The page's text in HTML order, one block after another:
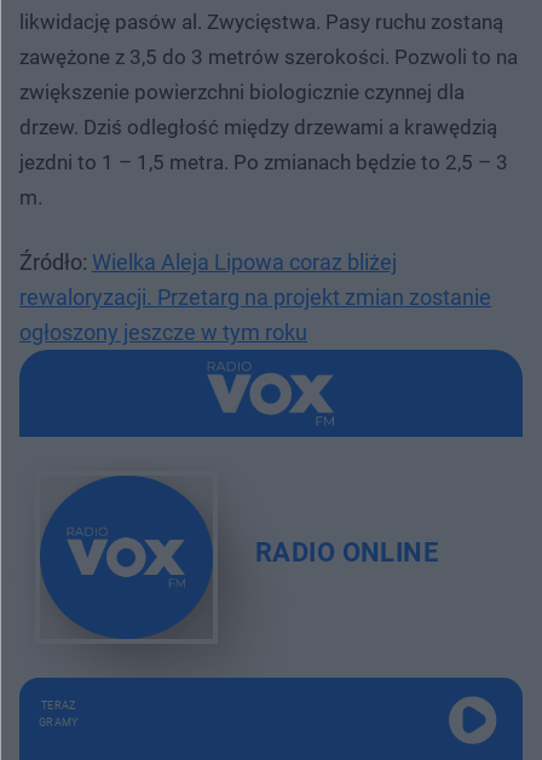
likwidację pasów al. Zwycięstwa. Pasy ruchu zostaną
zawężone z 3,5 do 3 metrów szerokości. Pozwoli to na
zwiększenie powierzchni biologicznie czynnej dla
drzew. Dziś odległość między drzewami a krawędzią
jezdni to 1 – 1,5 metra. Po zmianach będzie to 2,5 – 3
m.
Źródło: Wielka Aleja Lipowa coraz bliżej
rewaloryzacji. Przetarg na projekt zmian zostanie
ogłoszony jeszcze w tym roku
RADIO ONLINE
TERAZ
GRAMY